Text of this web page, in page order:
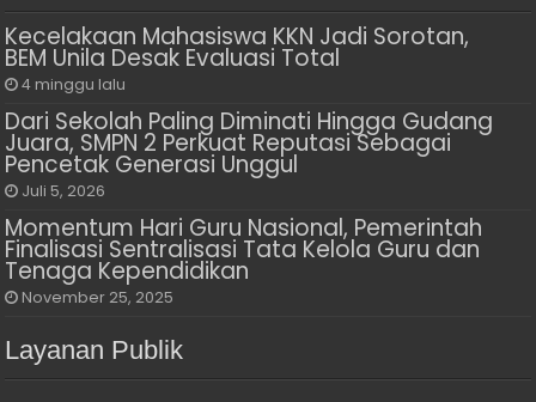
Kecelakaan Mahasiswa KKN Jadi Sorotan,
BEM Unila Desak Evaluasi Total
4 minggu lalu
Dari Sekolah Paling Diminati Hingga Gudang
Juara, SMPN 2 Perkuat Reputasi Sebagai
Pencetak Generasi Unggul
Juli 5, 2026
Momentum Hari Guru Nasional, Pemerintah
Finalisasi Sentralisasi Tata Kelola Guru dan
Tenaga Kependidikan
November 25, 2025
Layanan Publik